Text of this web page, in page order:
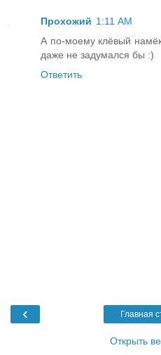
Прохожий 1:11 AM
А по-моему клёвый
даже не задумался бы :)
Ответить
‹ Главная
Открыть